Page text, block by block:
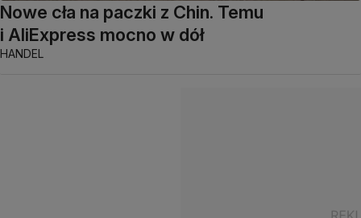
Nowe cła na paczki z Chin. Temu
i AliExpress mocno w dół
HANDEL